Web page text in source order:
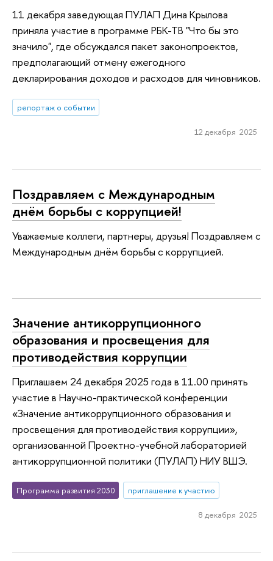
11 декабря заведующая ПУЛАП Дина Крылова
приняла участие в программе РБК-ТВ "Что бы это
значило", где обсуждался пакет законопроектов,
предполагающий отмену ежегодного
декларирования доходов и расходов для чиновников.
репортаж о событии
12 декабря 2025
Поздравляем с Международным
днём борьбы с коррупцией!
Уважаемые коллеги, партнеры, друзья! Поздравляем с
Международным днём борьбы с коррупцией.
Значение антикоррупционного
образования и просвещения для
противодействия коррупции
Приглашаем 24 декабря 2025 года в 11.00 принять
участие в Научно-практической конференции
«Значение антикоррупционного образования и
просвещения для противодействия коррупции»,
организованной Проектно-учебной лабораторией
антикоррупционной политики (ПУЛАП) НИУ ВШЭ.
Программа развития 2030 приглашение к участию
8 декабря 2025